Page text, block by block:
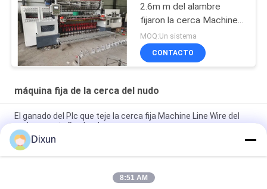
2.6m m del alambre
fijaron la cerca Machine
Tensile Strength 850n
del nudo
MOQ:Un sistema
CONTACTO
máquina fija de la cerca del nudo
El ganado del Plc que teje la cerca fija Machine Line Wire del
nudo espacia 3 pulgadas
Cerca fija Machine Weave Speed del prado del nudo 25 veces
por minuto
Cerca fija Machine Hole Size del ganado del nudo de Mesh
Dixun
8:51 AM